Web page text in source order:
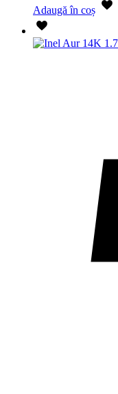
Adaugă în coș